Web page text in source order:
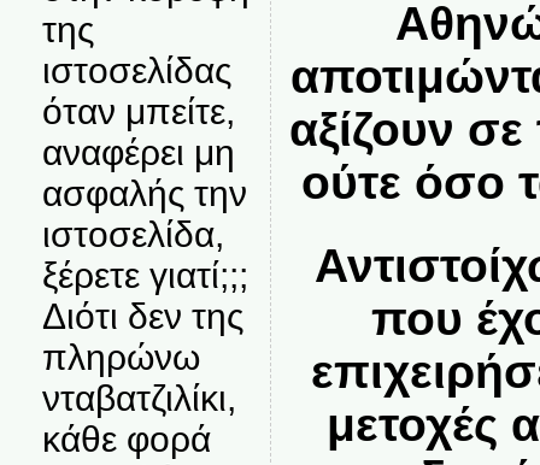
της
ιστοσελίδας
όταν μπείτε,
αναφέρει μη
ασφαλής την
ιστοσελίδα,
ξέρετε γιατί;;;
Διότι δεν της
πληρώνω
νταβατζιλίκι,
κάθε φορά
αξίζουν σε
ούτε όσο
που
μετοχές